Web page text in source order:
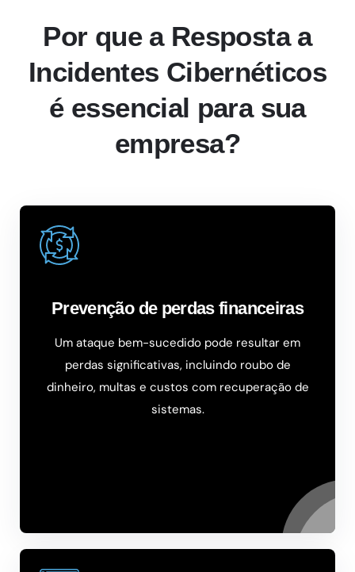
Por que a Resposta a
Incidentes Cibernéticos
é essencial para sua
empresa?
Prevenção de perdas financeiras
Um ataque bem-sucedido pode resultar em
perdas significativas, incluindo roubo de
dinheiro, multas e custos com recuperação de
sistemas.